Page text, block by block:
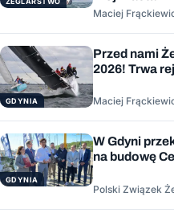
Maciej
GDYNIA
Przed nami
2026! Trwa
Maciej
GDYNIA
W Gdyni
na budowę
Polski Związek